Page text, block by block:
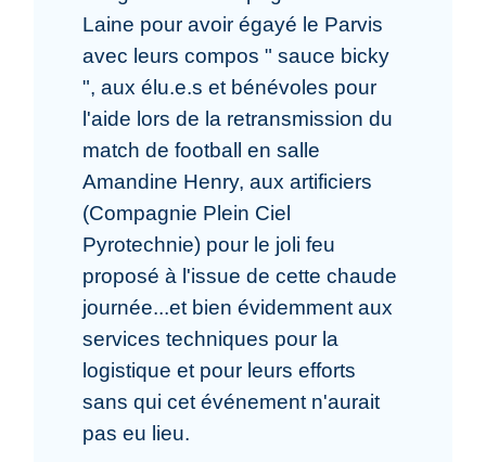
Laine pour avoir égayé le Parvis
avec leurs compos " sauce bicky
", aux élu.e.s et bénévoles pour
l'aide lors de la retransmission du
match de football en salle
Amandine Henry, aux artificiers
(Compagnie Plein Ciel
Pyrotechnie) pour le joli feu
proposé à l'issue de cette chaude
journée...et bien évidemment aux
services techniques pour la
logistique et pour leurs efforts
sans qui cet événement n'aurait
pas eu lieu.